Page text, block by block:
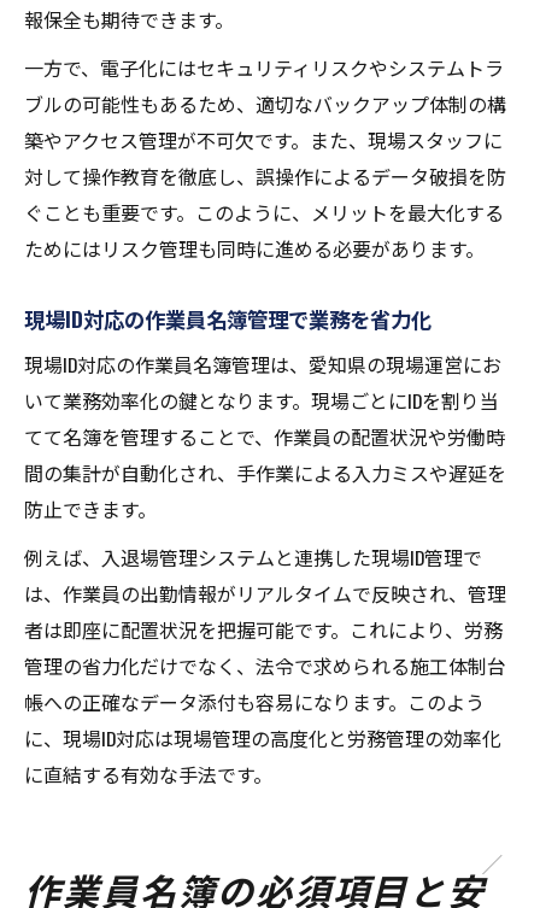
報保全も期待できます。
一方で、電子化にはセキュリティリスクやシステムトラ
ブルの可能性もあるため、適切なバックアップ体制の構
築やアクセス管理が不可欠です。また、現場スタッフに
対して操作教育を徹底し、誤操作によるデータ破損を防
ぐことも重要です。このように、メリットを最大化する
ためにはリスク管理も同時に進める必要があります。
現場ID対応の作業員名簿管理で業務を省力化
現場ID対応の作業員名簿管理は、愛知県の現場運営にお
いて業務効率化の鍵となります。現場ごとにIDを割り当
てて名簿を管理することで、作業員の配置状況や労働時
間の集計が自動化され、手作業による入力ミスや遅延を
防止できます。
例えば、入退場管理システムと連携した現場ID管理で
は、作業員の出勤情報がリアルタイムで反映され、管理
者は即座に配置状況を把握可能です。これにより、労務
管理の省力化だけでなく、法令で求められる施工体制台
帳への正確なデータ添付も容易になります。このよう
に、現場ID対応は現場管理の高度化と労務管理の効率化
に直結する有効な手法です。
作業員名簿の必須項目と安